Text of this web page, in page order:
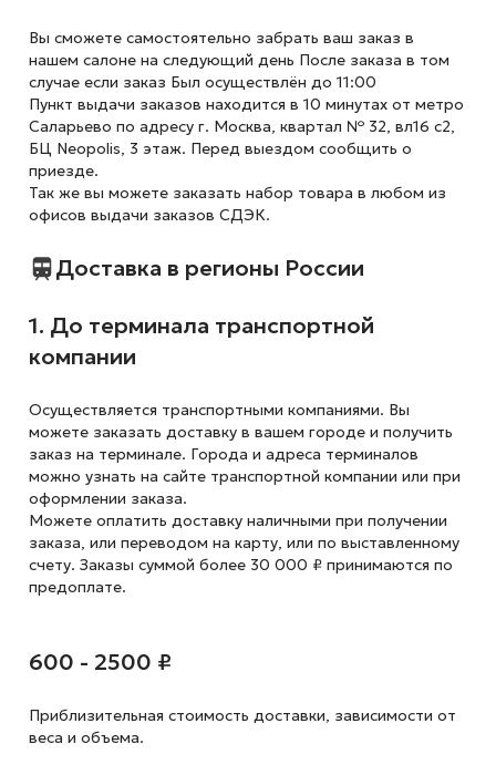
Вы сможете самостоятельно забрать ваш заказ в
нашем салоне на следующий день После заказа в том
случае если заказ Был осуществлён до 11:00
Пункт выдачи заказов находится в 10 минутах от метро
Саларьево по адресу г. Москва, квартал № 32, вл16 с2,
БЦ Neopolis, 3 этаж. Перед выездом сообщить о
приезде.
Так же вы можете заказать набор товара в любом из
офисов выдачи заказов СДЭК.
Доставка в регионы России
1. До терминала транспортной
компании
Осуществляется транспортными компаниями. Вы
можете заказать доставку в вашем городе и получить
заказ на терминале. Города и адреса терминалов
можно узнать на сайте транспортной компании или при
оформлении заказа.
Можете оплатить доставку наличными при получении
заказа, или переводом на карту, или по выставленному
счету. Заказы суммой более 30 000 ₽ принимаются по
предоплате.
600 - 2500 ₽
Приблизительная стоимость доставки, зависимости от
веса и объема.